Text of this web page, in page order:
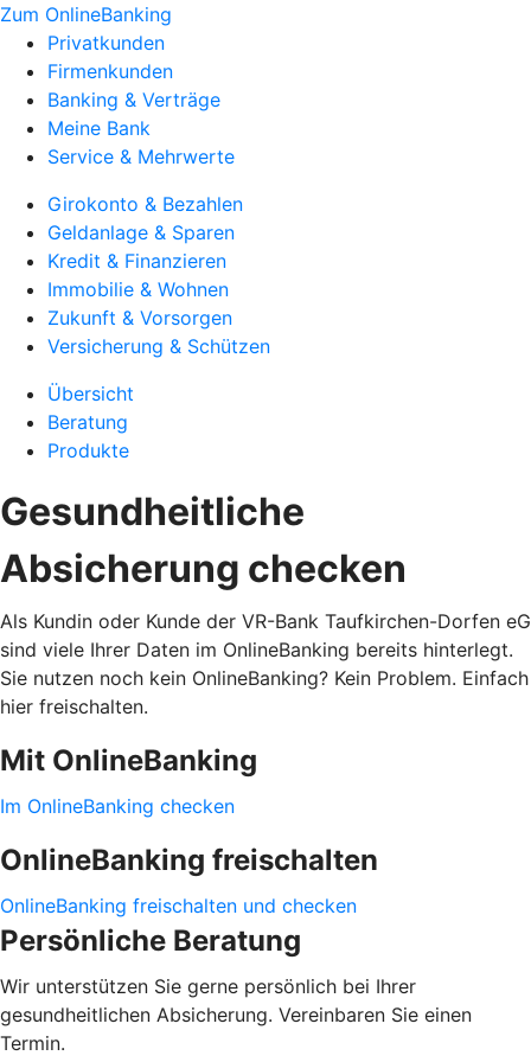
Zum OnlineBanking
Privatkunden
Firmenkunden
Banking & Verträge
Meine Bank
Service & Mehrwerte
Girokonto & Bezahlen
Geldanlage & Sparen
Kredit & Finanzieren
Immobilie & Wohnen
Zukunft & Vorsorgen
Versicherung & Schützen
Übersicht
Beratung
Produkte
Gesundheitliche
Absicherung checken
Als Kundin oder Kunde der VR-Bank Taufkirchen-Dorfen eG
sind viele Ihrer Daten im OnlineBanking bereits hinterlegt.
Sie nutzen noch kein OnlineBanking? Kein Problem. Einfach
hier freischalten.
Mit OnlineBanking
Im OnlineBanking checken
OnlineBanking freischalten
OnlineBanking freischalten und checken
Persönliche Beratung
Wir unterstützen Sie gerne persönlich bei Ihrer
gesundheitlichen Absicherung. Vereinbaren Sie einen
Termin.